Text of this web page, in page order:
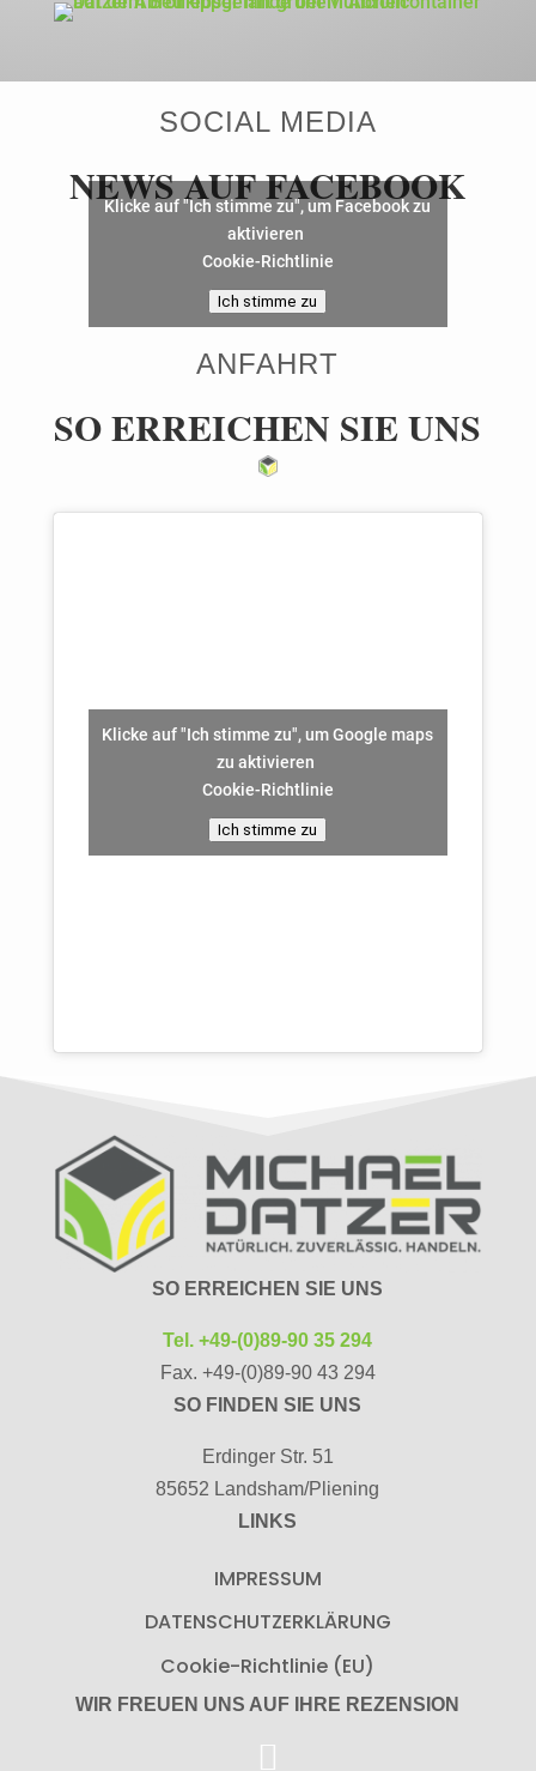
SOCIAL MEDIA
NEWS AUF FACEBOOK
Klicke auf "Ich stimme zu", um Facebook zu
aktivieren
Cookie-Richtlinie
Ich stimme zu
ANFAHRT
SO ERREICHEN SIE UNS
Klicke auf "Ich stimme zu", um Google maps
zu aktivieren
Cookie-Richtlinie
Ich stimme zu
SO ERREICHEN SIE UNS
Tel. +49-(0)89-90 35 294
Fax. +49-(0)89-90 43 294
SO FINDEN SIE UNS
Erdinger Str. 51
85652 Landsham/Pliening
LINKS
IMPRESSUM
DATENSCHUTZERKLÄRUNG
Cookie-Richtlinie (EU)
WIR FREUEN UNS AUF IHRE REZENSION
